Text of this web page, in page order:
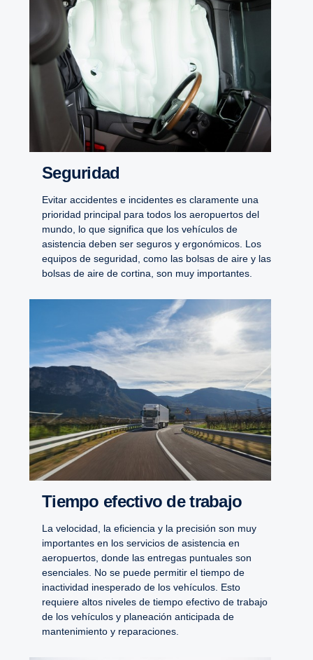
Seguridad
Evitar accidentes e incidentes es claramente una
prioridad principal para todos los aeropuertos del
mundo, lo que significa que los vehículos de
asistencia deben ser seguros y ergonómicos. Los
equipos de seguridad, como las bolsas de aire y las
bolsas de aire de cortina, son muy importantes.
Tiempo efectivo de trabajo
La velocidad, la eficiencia y la precisión son muy
importantes en los servicios de asistencia en
aeropuertos, donde las entregas puntuales son
esenciales. No se puede permitir el tiempo de
inactividad inesperado de los vehículos. Esto
requiere altos niveles de tiempo efectivo de trabajo
de los vehículos y planeación anticipada de
mantenimiento y reparaciones.